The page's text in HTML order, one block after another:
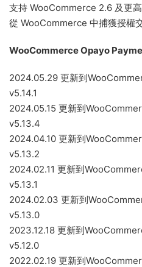
支持 WooCommerce 2.6 及更
從 WooCommerce 中捕獲授權
WooCommerce Opayo
2024.05.29 更新到
v5.14.1
2024.05.15 更新到
v5.13.4
2024.04.10 更新到
v5.13.2
2024.02.11 更新到
v5.13.1
2024.02.03 更新到
v5.13.0
2023.12.18 更新到
v5.12.0
2022.02.19 更新到